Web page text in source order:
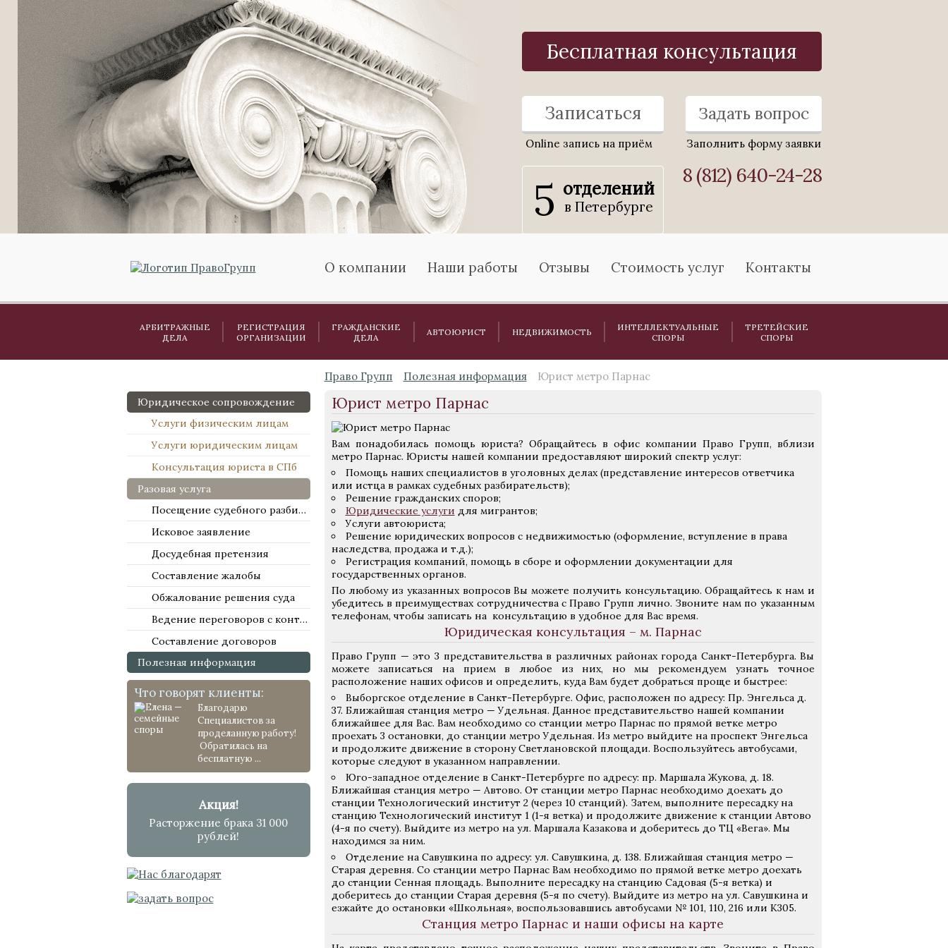
Бесплатная консультация
Записаться
Online запись на приём
Задать вопрос
Заполнить форму заявки
5 отделений
в Петербурге
8 (812) 640-24-28
О компании Наши работы Отзывы Стоимость услуг Контакты
АРБИТРАЖНЫЕ
ДЕЛА
РЕГИСТРАЦИЯ
ОРГАНИЗАЦИИ
ГРАЖДАНСКИЕ
ДЕЛА
АВТОЮРИСТ НЕДВИЖИМОСТЬ
ИНТЕЛЛЕКТУАЛЬНЫЕ
СПОРЫ
ТРЕТЕЙСКИЕ
СПОРЫ
Юридическое сопровождение
Услуги физическим лицам
Услуги юридическим лицам
Консультация юриста в СПб
Разовая услуга
Посещение судебного разбирательства
Исковое заявление
Досудебная претензия
Составление жалобы
Обжалование решения суда
Ведение переговоров с контрагентами
Составление договоров
Полезная информация
Что говорят клиенты:
Благодарю
Специалистов за
проделанную работу!
Обратилась на
бесплатную ...
Акция!
Расторжение брака 31 000
рублей!
Право Групп Полезная информация Юрист метро Парнас
Юрист метро Парнас
Вам понадобилась помощь юриста? Обращайтесь в офис компании Право Групп, вблизи
метро Парнас. Юристы нашей компании предоставляют широкий спектр услуг:
Помощь наших специалистов в уголовных делах (представление интересов ответчика
или истца в рамках судебных разбирательств);
Решение гражданских споров;
Юридические услуги для мигрантов;
Услуги автоюриста;
Решение юридических вопросов с недвижимостью (оформление, вступление в права
наследства, продажа и т.д.);
Регистрация компаний, помощь в сборе и оформлении документации для
государственных органов.
По любому из указанных вопросов Вы можете получить консультацию. Обращайтесь к нам и
убедитесь в преимуществах сотрудничества с Право Групп лично. Звоните нам по указанным
телефонам, чтобы записать на консультацию в удобное для Вас время.
Юридическая консультация – м. Парнас
Право Групп — это 3 представительства в различных районах города Санкт-Петербурга. Вы
можете записаться на прием в любое из них, но мы рекомендуем узнать точное
расположение наших офисов и определить, куда Вам будет добраться проще и быстрее:
Выборгское отделение в Санкт-Петербурге. Офис, расположен по адресу: Пр. Энгельса д.
37. Ближайшая станция метро — Удельная. Данное представительство нашей компании
ближайшее для Вас. Вам необходимо со станции метро Парнас по прямой ветке метро
проехать 3 остановки, до станции метро Удельная. Из метро выйдите на проспект Энгельса
и продолжите движение в сторону Светлановской площади. Воспользуйтесь автобусами,
которые следуют в указанном направлении.
Юго-западное отделение в Санкт-Петербурге по адресу: пр. Маршала Жукова, д. 18.
Ближайшая станция метро — Автово. От станции метро Парнас необходимо доехать до
станции Технологический институт 2 (через 10 станций). Затем, выполните пересадку на
станцию Технологический институт 1 (1-я ветка) и продолжите движение к станции Автово
(4-я по счету). Выйдите из метро на ул. Маршала Казакова и доберитесь до ТЦ «Вега». Мы
находимся за ним.
Отделение на Савушкина по адресу: ул. Савушкина, д. 138. Ближайшая станция метро —
Старая деревня. Со станции метро Парнас Вам необходимо по прямой ветке метро доехать
до станции Сенная площадь. Выполните пересадку на станцию Садовая (5-я ветка) и
доберитесь до станции Старая деревня (5-я по счету). Выйдите из метро на ул. Савушкина и
езжайте до остановки «Школьная», воспользовавшись автобусами № 101, 110, 216 или К305.
Станция метро Парнас и наши офисы на карте